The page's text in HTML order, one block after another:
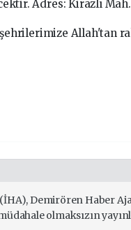
Adres: Kirazlı
Allah'tan
Demirören Haber
olmaksızın